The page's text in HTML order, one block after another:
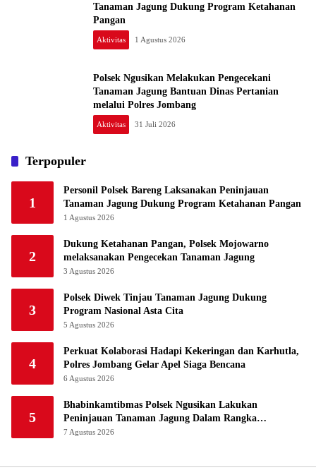
Tanaman Jagung Dukung Program Ketahanan
Pangan
Aktivitas 1 Agustus 2026
Polsek Ngusikan Melakukan Pengecekani
Tanaman Jagung Bantuan Dinas Pertanian
melalui Polres Jombang
Aktivitas 31 Juli 2026
Terpopuler
1
Personil Polsek Bareng Laksanakan Peninjauan
Tanaman Jagung Dukung Program Ketahanan Pangan
1 Agustus 2026
2
Dukung Ketahanan Pangan, Polsek Mojowarno
melaksanakan Pengecekan Tanaman Jagung
3 Agustus 2026
3
Polsek Diwek Tinjau Tanaman Jagung Dukung
Program Nasional Asta Cita
5 Agustus 2026
4
Perkuat Kolaborasi Hadapi Kekeringan dan Karhutla,
Polres Jombang Gelar Apel Siaga Bencana
6 Agustus 2026
5
Bhabinkamtibmas Polsek Ngusikan Lakukan
Peninjauan Tanaman Jagung Dalam Rangka
Mendukung Ketahanan Pangan
7 Agustus 2026